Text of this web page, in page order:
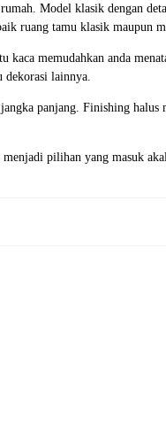
Model klasik dengan
ruang tamu klasik maupun
memudahkan anda
lainnya.
panjang. Finishing halus
pilihan yang masuk